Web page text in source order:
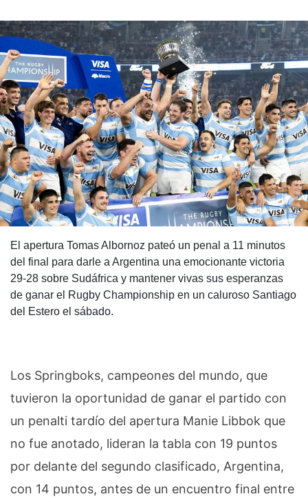
El apertura Tomas Albornoz pateó un penal a 11 minutos
del final para darle a Argentina una emocionante victoria
29-28 sobre Sudáfrica y mantener vivas sus esperanzas
de ganar el Rugby Championship en un caluroso Santiago
del Estero el sábado.
Los Springboks, campeones del mundo, que
tuvieron la oportunidad de ganar el partido con
un penalti tardío del apertura Manie Libbok que
no fue anotado, lideran la tabla con 19 puntos
por delante del segundo clasificado, Argentina,
con 14 puntos, antes de un encuentro final entre